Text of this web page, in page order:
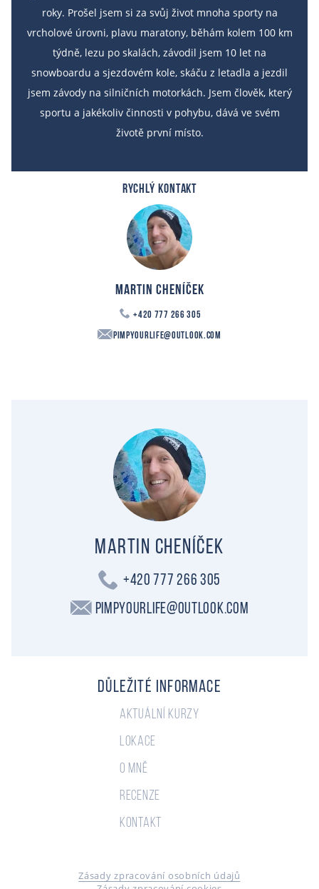
roky. Prošel jsem si za svůj život mnoha sporty na
vrcholové úrovni, plavu maratony, běhám kolem 100 km
týdně, lezu po skalách, závodil jsem 10 let na
snowboardu a sjezdovém kole, skáču z letadla a jezdil
jsem závody na silničních motorkách. Jsem člověk, který
sportu a jakékoliv činnosti v pohybu, dává ve svém
životě první místo.
RYCHLÝ KONTAKT
Martin Cheníček
+420 777 266 305
PimpYourLife@outlook.com
Martin Cheníček
+420 777 266 305
PimpYourLife@outlook.com
Důležité informace
Aktuální kurzy
Lokace
O mně
Recenze
Kontakt
Zásady zpracování osobních údajů